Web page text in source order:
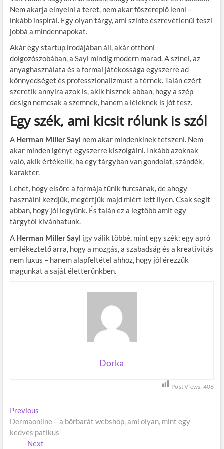
Nem akarja elnyelni a teret, nem akar főszereplő lenni –
inkább inspirál. Egy olyan tárgy, ami szinte észrevétlenül teszi
jobbá a mindennapokat.
Akár egy startup irodájában áll, akár otthoni
dolgozószobában, a Sayl mindig modern marad. A színei, az
anyaghasználata és a formai játékossága egyszerre ad
könnyedséget és professzionalizmust a térnek. Talán ezért
szeretik annyira azok is, akik hisznek abban, hogy a szép
design nemcsak a szemnek, hanem a léleknek is jót tesz.
Egy szék, ami kicsit rólunk is szól
A Herman Miller Sayl nem akar mindenkinek tetszeni. Nem
akar minden igényt egyszerre kiszolgálni. Inkább azoknak
való, akik értékelik, ha egy tárgyban van gondolat, szándék,
karakter.
Lehet, hogy elsőre a formája tűnik furcsának, de ahogy
használni kezdjük, megértjük majd miért lett ilyen. Csak segít
abban, hogy jól legyünk. És talán ez a legtöbb amit egy
tárgytól kívánhatunk.
A Herman Miller Sayl így válik többé, mint egy szék: egy apró
emlékeztető arra, hogy a mozgás, a szabadság és a kreativitás
nem luxus – hanem alapfeltétel ahhoz, hogy jól érezzük
magunkat a saját életterünkben.
Dorka
Post Views: 406
B
e
Previous
r
e
v
Dermaonline – a bőrbarát webshop, ami olyan, mint egy
kedves patikus
Next